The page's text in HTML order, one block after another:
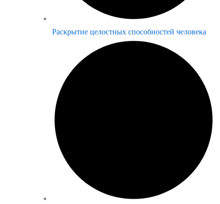
Раскрытие целостных способностей человека